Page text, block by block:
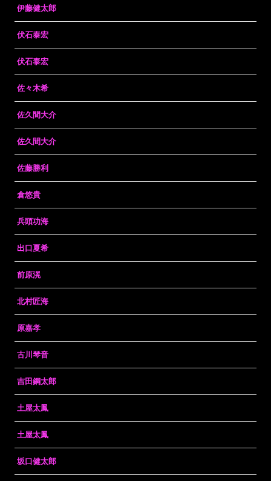
伊藤健太郎
伏石泰宏
伏石泰宏
佐々木希
佐久間大介
佐久間大介
佐藤勝利
倉悠貴
兵頭功海
出口夏希
前原滉
北村匠海
原嘉孝
古川琴音
吉田鋼太郎
土屋太鳳
土屋太鳳
坂口健太郎